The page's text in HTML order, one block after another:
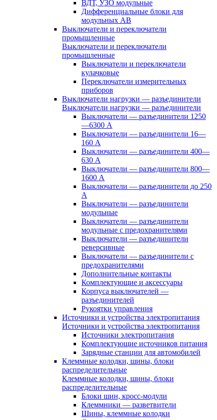
ВДТ, УЗО модульные
Дифференциальные блоки для
модульных АВ
Выключатели и переключатели
промышленные
Выключатели и переключатели
промышленные
Выключатели и переключатели
кулачковые
Переключатели измерительных
приборов
Выключатели нагрузки — разъединители
Выключатели нагрузки — разъединители
Выключатели — разъединители 1250
—6300 А
Выключатели — разъединители 16—
160 А
Выключатели — разъединители 400—
630 А
Выключатели — разъединители 800—
1600 А
Выключатели — разъединители до 250
А
Выключатели — разъединители
модульные
Выключатели — разъединители
модульные с предохранителями
Выключатели — разъединители
реверсивные
Выключатели — разъединители с
предохранителями
Дополнительные контакты
Комплектующие и аксессуары
Корпуса выключателей —
разъединителей
Рукоятки управления
Источники и устройства электропитания
Источники и устройства электропитания
Источники электропитания
Комплектующие источников питания
Зарядные станции для автомобилей
Клеммные колодки, шины, блоки
распределительные
Клеммные колодки, шины, блоки
распределительные
Блоки шин, кросс-модули
Клеммники — разветвители
Шины, клеммные колодки